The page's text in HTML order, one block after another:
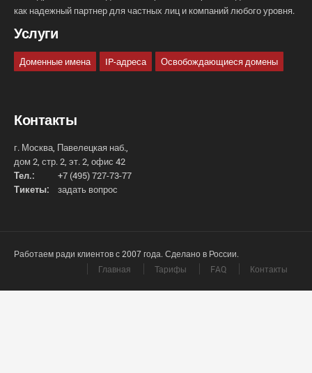
как надежный партнер для частных лиц и компаний любого уровня.
Услуги
Доменные имена IP-адреса Освобождающиеся домены
Контакты
г. Москва, Павелецкая наб.,
дом 2, стр. 2, эт. 2, офис 42
Тел.:
+7 (495) 727-73-77
Тикеты:
задать вопрос
Работаем ради клиентов с 2007 года. Сделано в России.
Главная
Тарифы FAQ Контакты